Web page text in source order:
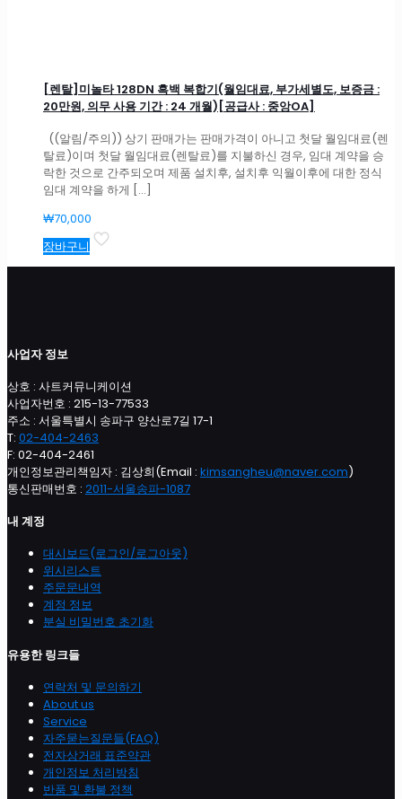
[렌탈]미놀타 128DN 흑백 복합기(월임대료, 부가세별도, 보증금 :
20만원, 의무 사용 기간 : 24 개월)[공급사 : 중앙OA]
((알림/주의)) 상기 판매가는 판매가격이 아니고 첫달 월임대료(렌
탈료)이며 첫달 월임대료(렌탈료)를 지불하신 경우, 임대 계약을 승
락한 것으로 간주되오며 제품 설치후, 설치후 익월이후에 대한 정식
임대 계약을 하게
[…]
₩70,000
장바구니
사업자 정보
상호 : 사트커뮤니케이션
사업자번호 : 215-13-77533
주소 : 서울특별시 송파구 양산로7길 17-1
T: 02-404-2463
F: 02-404-2461
개인정보관리책임자 : 김상희(Email : kimsangheu@naver.com)
통신판매번호 : 2011-서울송파-1087
내 계정
대시보드(로그인/로그아웃)
위시리스트
주문문내역
계정 정보
분실 비밀번호 초기화
유용한 링크들
연락처 및 문의하기
About us
Service
자주묻는질문들(FAQ)
전자상거래 표준약관
개인정보 처리방침
반품 및 환불 정책